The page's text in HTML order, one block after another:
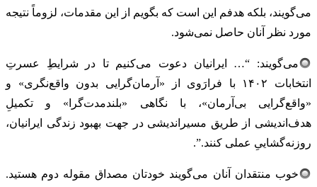
می‌گویند، بلکه هدفم این است که بگویم از این مقدمات، لزوماً نتیجه
مورد نظر آنان حاصل نمی‌شود.
می‌گویند: “… ایرانیان دعوت می‌کنیم تا در شرایطِ عسرتِ
انتخابات ۱۴۰۲ با فرارَوی از «آرمان‌گرایی بدون واقع‌نگری» و
«واقع‌گرایی بی‌آرمان»، با نگاهی «بلندمدت‌گرا» و تکمیلِ
هدف‌اندیشی از طریق مسیراندیشی در جهت بهبود زندگی ایرانیان،
روزنه‌گشاییِ عملی کنند.”.
خوب منتقدان آنان می‌گویند خودتان مصداق مقوله دوم هستید.